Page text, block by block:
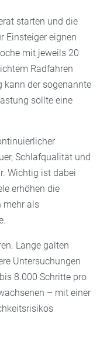
starten und die
Einsteiger eignen
mit jeweils 20
Radfahren
kann der sogenannte
sollte eine
Schlafqualität und
Wichtig ist dabei
erhöhen die
mehr als
Lange galten
Untersuchungen
8.000 Schritte pro
– mit einer